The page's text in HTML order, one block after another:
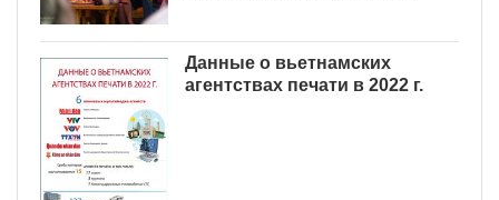
Данные о вьетнамских
агентствах печати в 2022 г.